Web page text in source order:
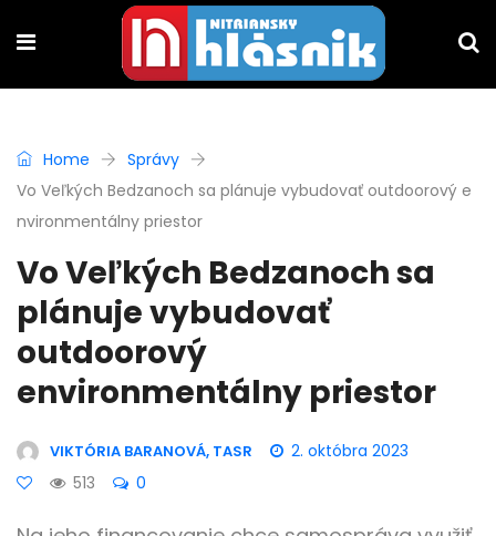
Home
Správy
Vo Veľkých Bedzanoch sa plánuje vybudovať outdoorový e
nvironmentálny priestor
Vo Veľkých Bedzanoch sa
plánuje vybudovať
outdoorový
environmentálny priestor
VIKTÓRIA BARANOVÁ, TASR
2. októbra 2023
513
0